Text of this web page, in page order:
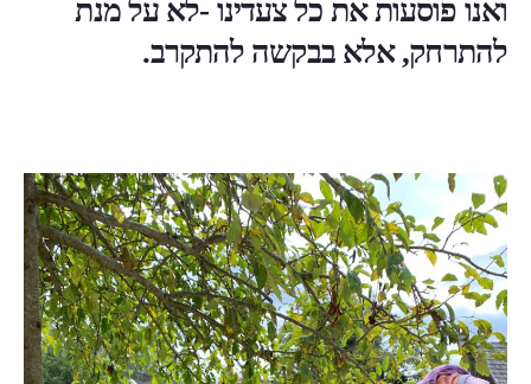
ואנו פוסעות את כל צעדינו -לא על מנת
להתרחק, אלא בבקשה להתקרב.